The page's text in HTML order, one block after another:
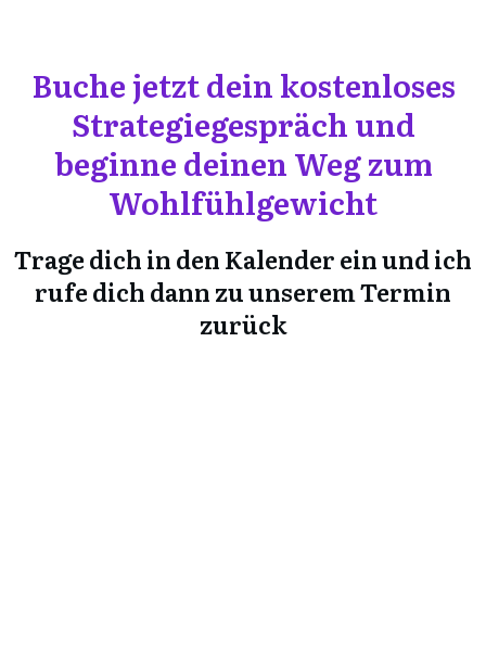
Buche jetzt dein kostenloses
Strategiegespräch und
beginne deinen Weg zum
Wohlfühlgewicht
Trage dich in den Kalender ein und ich
rufe dich dann zu unserem Termin
zurück